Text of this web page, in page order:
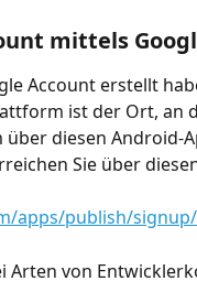
mittels
Account erstellt
ist der Ort, an
über diesen Android-
Sie über
apps/publish/
Arten von